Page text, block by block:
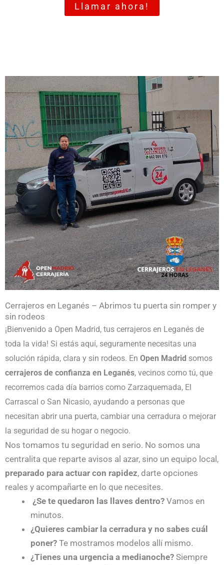
Llamar ahora!
Cerrajeros en Leganés – Abrimos tu puerta sin romper y
sin rodeos
¡Bienvenido a Open Madrid, tus cerrajeros en Leganés de
toda la vida! Si estás aquí, seguramente necesitas una
solución rápida, clara y sin rodeos. En Open Madrid somos
cerrajeros de confianza en Leganés, vecinos como tú, que
recorremos cada día barrios como Zarzaquemada, El
Carrascal o San Nicasio, ayudando a personas que
necesitan abrir una puerta, cambiar una cerradura o mejorar
la seguridad de su hogar o negocio.
Nos tomamos tu seguridad en serio. No somos una
centralita que reparte avisos al azar, sino un equipo local,
preparado para actuar con rapidez, darte opciones
reales y acompañarte en lo que necesites.
¿Se te quedaron las llaves dentro? Vamos en
minutos.
¿Quieres cambiar la cerradura y no sabes cuál
poner? Te mostramos modelos allí mismo.
¿Tienes una urgencia a medianoche? Siempre